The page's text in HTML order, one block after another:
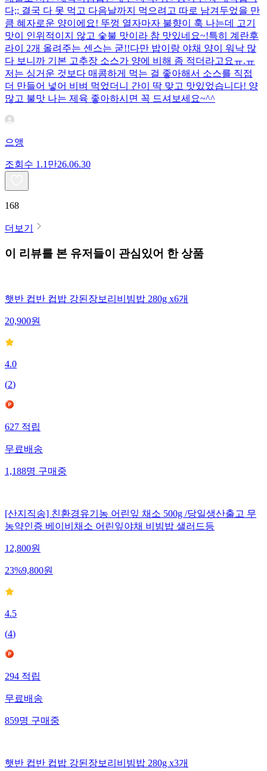
다;; 결국 다 못 먹고 다음날까지 먹으려고 따로 남겨두었을 만
큼 혜자로운 양이에요! 뚜껑 열자마자 불향이 훅 나는데 고기
맛이 인위적이지 않고 숯불 맛이라 참 맛있네요~!특히 계란후
라이 2개 올려주는 센스는 굳!! ​다만 밥이랑 야채 양이 워낙 많
다 보니까 기본 고추장 소스가 양에 비해 좀 적더라고요ㅠ.ㅠ
저는 싱거운 것보다 매콤하게 먹는 걸 좋아해서 소스를 직접
더 만들어 넣어 비벼 먹었더니 간이 딱 맞고 맛있었습니다! 양
많고 불맛 나는 제육 좋아하시면 꼭 드셔보세요~^^
으앵
조회수 1.1만26.06.30
168
더보기
이 리뷰를 본 유저들이 관심있어 한 상품
햇반 컵반 컵밥 강된장보리비빔밥 280g x6개
20,900원
4.0
(2)
627 적립
무료배송
1,188명 구매중
[산지직송] 친환경유기농 어린잎 채소 500g /당일생산출고 무
농약인증 베이비채소 어린잎야채 비빔밥 샐러드등
12,800원
23%9,800원
4.5
(4)
294 적립
무료배송
859명 구매중
햇반 컵반 컵밥 강된장보리비빔밥 280g x3개